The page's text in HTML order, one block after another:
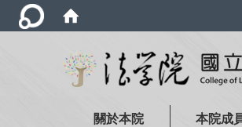
關於本院 本院成